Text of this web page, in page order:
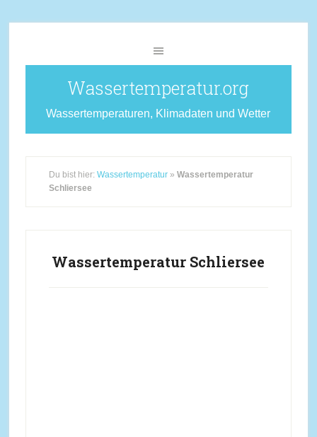
Wassertemperatur.org
Wassertemperaturen, Klimadaten und Wetter
Du bist hier: Wassertemperatur» Wassertemperatur
Schliersee
Wassertemperatur Schliersee